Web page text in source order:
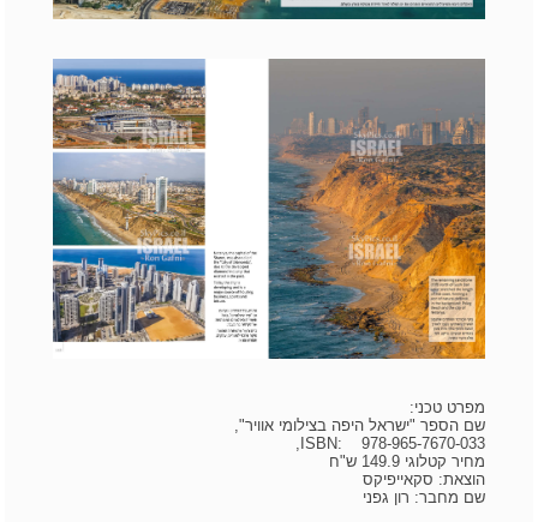
מפרט טכני:
שם הספר "ישראל היפה בצילומי אוויר",
ISBN: 978-965-7670-033,
מחיר קטלוגי 149.9 ש"ח
הוצאת: סקאייפיקס
שם מחבר: רון גפני